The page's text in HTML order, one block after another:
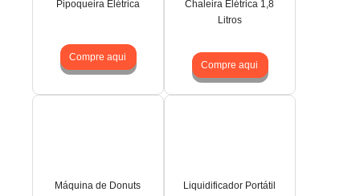
Pipoqueira Elétrica
Compre aqui
Chaleira Elétrica 1,8
Litros
Compre aqui
Máquina de Donuts Liquidificador Portátil